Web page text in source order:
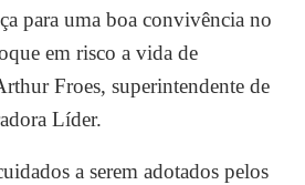
para uma boa convivência no
em risco a vida de
Froes, superintendente de
Líder.
a serem adotados pelos